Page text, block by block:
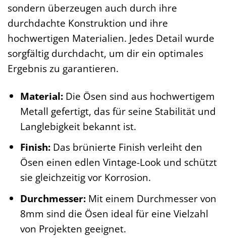
sondern überzeugen auch durch ihre
durchdachte Konstruktion und ihre
hochwertigen Materialien. Jedes Detail wurde
sorgfältig durchdacht, um dir ein optimales
Ergebnis zu garantieren.
Material:Die Ösen sind aus hochwertigem
Metall gefertigt, das für seine Stabilität und
Langlebigkeit bekannt ist.
Finish:Das brünierte Finish verleiht den
Ösen einen edlen Vintage-Look und schützt
sie gleichzeitig vor Korrosion.
Durchmesser:Mit einem Durchmesser von
8mm sind die Ösen ideal für eine Vielzahl
von Projekten geeignet.